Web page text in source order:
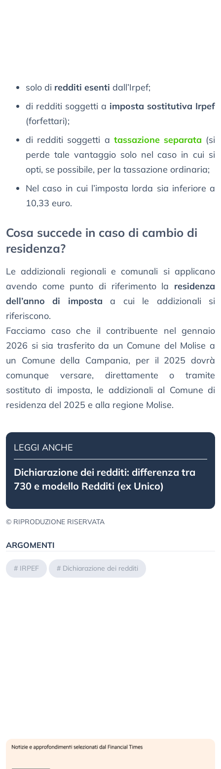
solo di redditi esenti dall’Irpef;
di redditi soggetti a imposta sostitutiva Irpef
(forfettari);
di redditi soggetti a tassazione separata (si
perde tale vantaggio solo nel caso in cui si
opti, se possibile, per la tassazione ordinaria;
Nel caso in cui l’imposta lorda sia inferiore a
10,33 euro.
Cosa succede in caso di cambio di
residenza?
Le addizionali regionali e comunali si applicano
avendo come punto di riferimento la residenza
dell’anno di impostaa cui le addizionali si
riferiscono.
Facciamo caso che il contribuente nel gennaio
2026 si sia trasferito da un Comune del Molise a
un Comune della Campania, per il 2025 dovrà
comunque versare, direttamente o tramite
sostituto di imposta, le addizionali al Comune di
residenza del 2025 e alla regione Molise.
LEGGI ANCHE
Dichiarazione dei redditi: differenza tra
730 e modello Redditi (ex Unico)
© RIPRODUZIONE RISERVATA
ARGOMENTI
# IRPEF # Dichiarazione dei redditi